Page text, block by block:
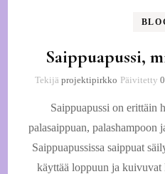
Saippuapussi,
Tekijä projektipirkko Päivitetty
Saippuapussi on erittäin
palasaippuan, palashampoon
Saippuapussissa saippuat
käyttää loppuun ja